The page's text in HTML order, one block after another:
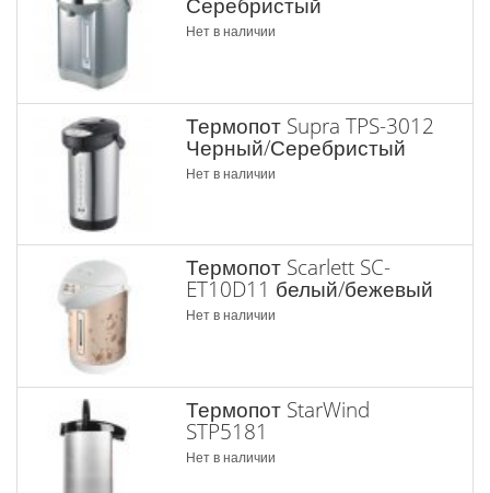
Нет в наличии
Термопот Supra TPS-3012
Черный/Серебристый
Нет в наличии
Термопот Scarlett SC-
ET10D11 белый/бежевый
Нет в наличии
Термопот StarWind
STP5181
Нет в наличии